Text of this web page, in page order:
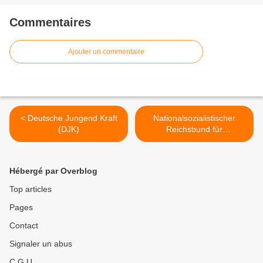
Commentaires
Ajouter un commentaire
< Deutsche Jungend Kraft
(DJK)
Nationalsozialistischer
Reichsbund für
Leibesübungen (NSRL) >
Hébergé par Overblog
Top articles
Pages
Contact
Signaler un abus